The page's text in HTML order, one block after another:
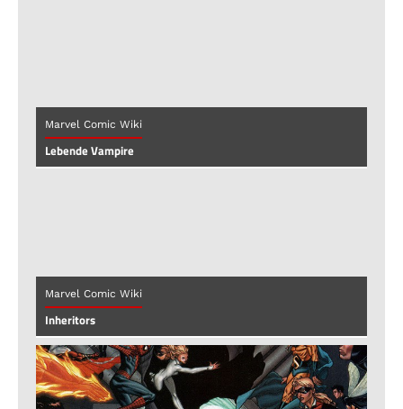
Marvel Comic Wiki
Lebende Vampire
Marvel Comic Wiki
Inheritors